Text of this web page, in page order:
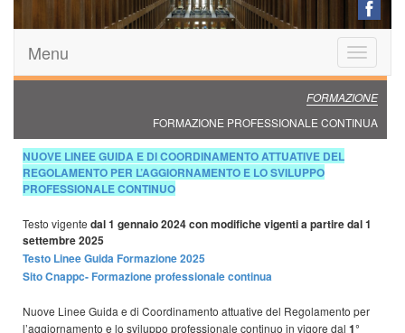
Toggle
Menu
FORMAZIONE
FORMAZIONE PROFESSIONALE CONTINUA
NUOVE LINEE GUIDA E DI COORDINAMENTO ATTUATIVE DEL
REGOLAMENTO PER L’AGGIORNAMENTO E LO SVILUPPO
PROFESSIONALE CONTINUO
Testo vigente dal 1 gennaio 2024 con modifiche vigenti a partire dal 1
settembre 2025
Testo Linee Guida Formazione 2025
Sito Cnappc- Formazione professionale continua
Nuove Linee Guida e di Coordinamento attuative del Regolamento per
l’aggiornamento e lo sviluppo professionale continuo in vigore dal 1°